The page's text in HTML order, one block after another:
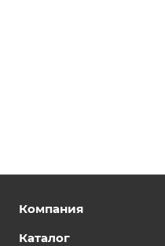
Компания
Каталог